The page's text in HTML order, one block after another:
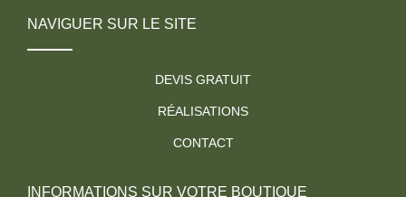
NAVIGUER SUR LE SITE
DEVIS GRATUIT
RÉALISATIONS
CONTACT
INFORMATIONS SUR VOTRE BOUTIQUE